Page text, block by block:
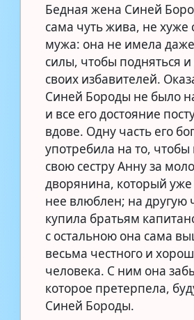
Бедная жена Синей
сама чуть жива, не хуже
мужа: она не имела
силы, чтобы подняться и
своих избавителей.
Синей Бороды не было
и все его достояние
вдове. Одну часть его
употребила на то, чтобы
свою сестру Анну за
дворянина, который
нее влюблен; на другую
купила братьям
с остальною она сама
весьма честного и
человека. С ним она
которое претерпела,
Синей Бороды.